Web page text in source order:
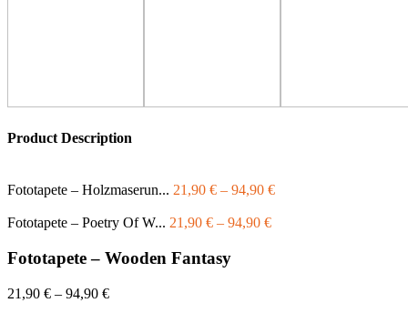
Product Description
Fototapete – Holzmaserun... 21,90 € – 94,90 €
Fototapete – Poetry Of W... 21,90 € – 94,90 €
Fototapete – Wooden Fantasy
21,90 € – 94,90 €